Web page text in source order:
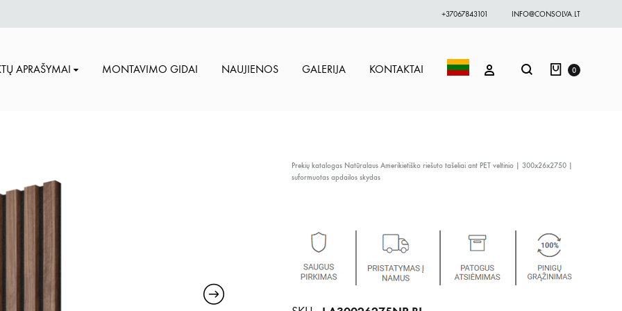
+37067843101 INFO@CONSOLVA.LT
APRAŠYMAI MONTAVIMO GIDAI NAUJIENOS GALERIJA KONTAKTAI PRISIJUNGTI
Paieška Krepšelis
0
Prekių katalogas Natūralaus Amerikietiško riešuto tašeliai ant PET veltinio | 300x26x2750 |
suformuotas apdailos skydas